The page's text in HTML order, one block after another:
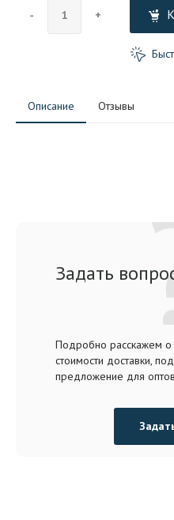
- +
Описание Отзывы
Задать
Подробно расскажем о
стоимости доставки,
предложение для